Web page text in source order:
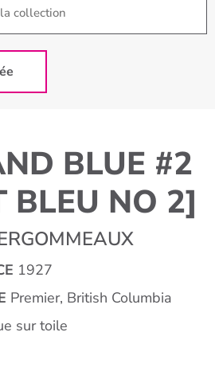
BLUE #2
BLEU NO 2]
1927
Premier, British Columbia
sur toile